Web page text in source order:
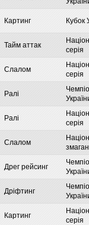
Картинг Кубок
Тайм аттак
серія
Слалом
серія
Ралі
Ралі
серія
Слалом
Дрег рейсинг
Дріфтинг
Картинг
серія